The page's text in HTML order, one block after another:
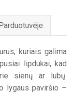
kuriais galima
lipdukai, kad
sienų ar lubų.
lygaus paviršio –